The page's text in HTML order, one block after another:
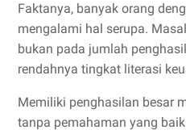
Faktanya, banyak orang
mengalami hal serupa.
bukan pada jumlah
rendahnya tingkat literasi
Memiliki penghasilan besar
tanpa pemahaman yang